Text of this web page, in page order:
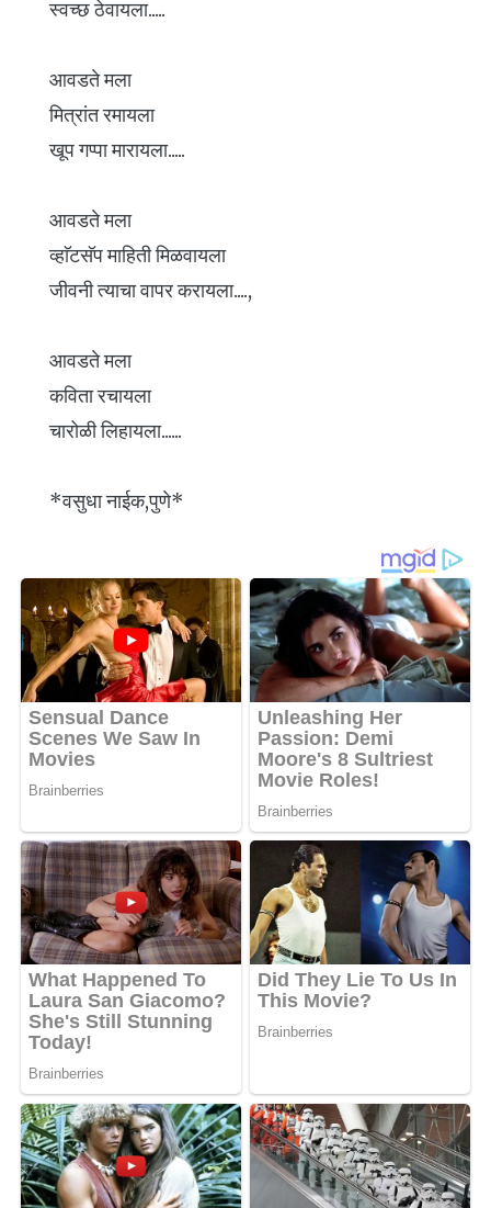
स्वच्छ ठेवायला.....
आवडते मला
मित्रांत रमायला
खूप गप्पा मारायला.....
आवडते मला
व्हाॅटसॅप माहिती मिळवायला
जीवनी त्याचा वापर करायला....,
आवडते मला
कविता रचायला
चारोळी लिहायला......
*वसुधा नाईक,पुणे*